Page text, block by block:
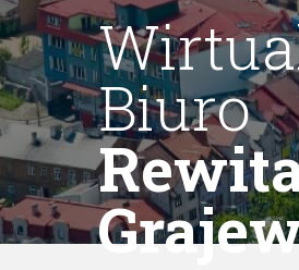
Biuro